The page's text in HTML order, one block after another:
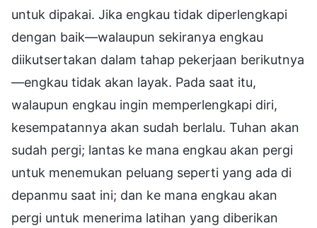
untuk dipakai. Jika engkau tidak diperlengkapi
dengan baik—walaupun sekiranya engkau
diikutsertakan dalam tahap pekerjaan berikutnya
—engkau tidak akan layak. Pada saat itu,
walaupun engkau ingin memperlengkapi diri,
kesempatannya akan sudah berlalu. Tuhan akan
sudah pergi; lantas ke mana engkau akan pergi
untuk menemukan peluang seperti yang ada di
depanmu saat ini; dan ke mana engkau akan
pergi untuk menerima latihan yang diberikan